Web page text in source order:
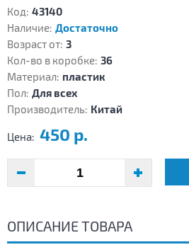
Код: 43140
Наличие: Достаточно
Возраст от: 3
Кол-во в коробке: 36
Материал: пластик
Пол: Для всех
Производитель: Китай
Цена: 450 р.
ОПИСАНИЕ ТОВАРА